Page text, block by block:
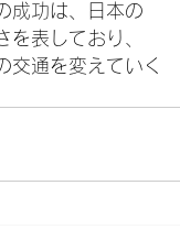
成功は、日本の
を表しており、
交通を変えていく